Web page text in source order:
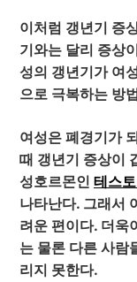
이처럼 갱년기 증
기와는 달리 증상
성의 갱년기가 여
으로 극복하는 방
여성은 폐경기가
때 갱년기 증상이
성호르몬인 테스
나타난다. 그래서
려운 편이다. 더욱
는 물론 다른 사람
리지 못한다.